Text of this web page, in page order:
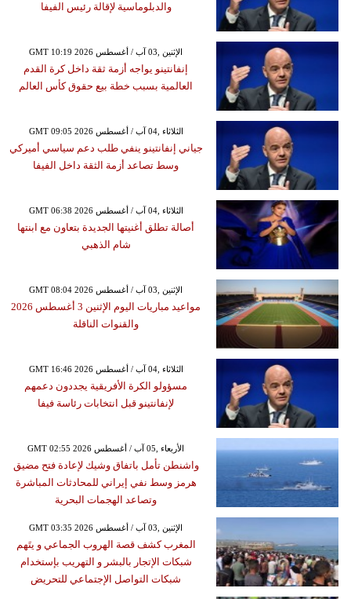
والدبلوماسية لإقالة رئيس الفيفا
GMT 10:19 2026 الإثنين ,03 آب / أغسطس
إنفانتينو يواجه أزمة ثقة داخل كرة القدم
العالمية بسبب خطة بيع حقوق كأس العالم
GMT 09:05 2026 الثلاثاء ,04 آب / أغسطس
جياني إنفانتينو ينفي طلب دعم سياسي أميركي
وسط تصاعد أزمة الثقة داخل الفيفا
GMT 06:38 2026 الثلاثاء ,04 آب / أغسطس
أصالة تطلق أغنيتها الجديدة بتعاون مع ابنتها
شام الذهبي
GMT 08:04 2026 الإثنين ,03 آب / أغسطس
مواعيد مباريات اليوم الإثنين 3 أغسطس 2026
والقنوات الناقلة
GMT 16:46 2026 الثلاثاء ,04 آب / أغسطس
مسؤولو الكرة الأفريقية يجددون دعمهم
لإنفانتينو قبل انتخابات رئاسة فيفا
GMT 02:55 2026 الأربعاء ,05 آب / أغسطس
واشنطن تأمل باتفاق وشيك لإعادة فتح مضيق
هرمز وسط نفي إيراني للمحادثات المباشرة
وتصاعد الهجمات البحرية
GMT 03:35 2026 الإثنين ,03 آب / أغسطس
المغرب كشف قصة الهروب الجماعي و يتَهم
شبكات الإتجار بالبشر و التهريب بإستخدام
شبكات التواصل الإجتماعي للتحريض